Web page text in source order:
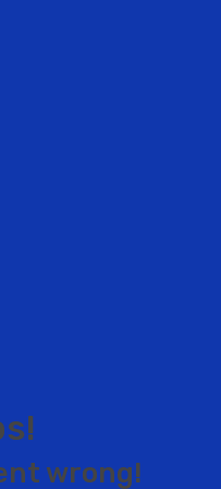
s!
nt wrong!